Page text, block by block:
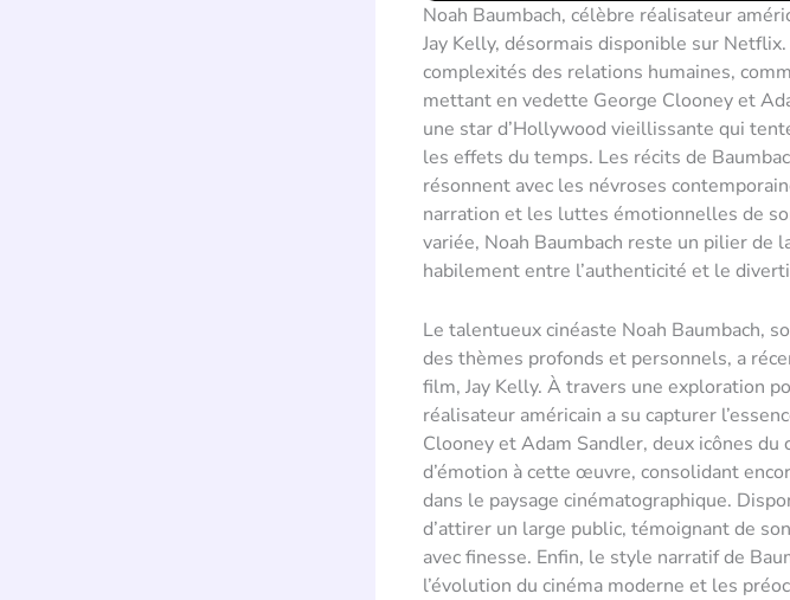
Noah Baumbach, célèbre réalisateur
Jay Kelly, désormais disponible sur
complexités des relations humaines,
mettant en vedette George Clooney et
une star d’Hollywood vieillissante qui
les effets du temps. Les récits de
résonnent avec les névroses
narration et les luttes émotionnelles de
variée, Noah Baumbach reste un pilier de
habilement entre l’authenticité et le
Le talentueux cinéaste Noah Baumbach,
des thèmes profonds et personnels, a
film, Jay Kelly. À travers une exploration
réalisateur américain a su capturer
Clooney et Adam Sandler, deux icônes
d’émotion à cette œuvre, consolidant
dans le paysage cinématographique.
d’attirer un large public, témoignant de
avec finesse. Enfin, le style narratif de
l’évolution du cinéma moderne et les